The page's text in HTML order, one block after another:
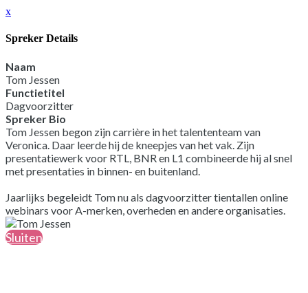
x
Spreker Details
Naam
Tom Jessen
Functietitel
Dagvoorzitter
Spreker Bio
Tom Jessen begon zijn carrière in het talententeam van
Veronica. Daar leerde hij de kneepjes van het vak. Zijn
presentatiewerk voor RTL, BNR en L1 combineerde hij al snel
met presentaties in binnen- en buitenland.
Jaarlijks begeleidt Tom nu als dagvoorzitter tientallen online
webinars voor A-merken, overheden en andere organisaties.
Sluiten